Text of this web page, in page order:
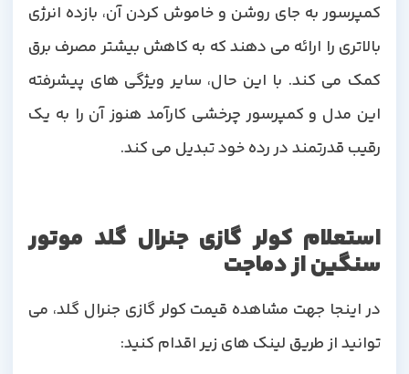
کمپرسور به جای روشن و خاموش کردن آن، بازده انرژی
بالاتری را ارائه می دهند که به کاهش بیشتر مصرف برق
کمک می کند. با این حال، سایر ویژگی های پیشرفته
این مدل و کمپرسور چرخشی کارآمد هنوز آن را به یک
رقیب قدرتمند در رده خود تبدیل می کند.
استعلام کولر گازی جنرال گلد موتور
سنگین از دماجت
در اینجا جهت مشاهده قیمت کولر گازی جنرال گلد، می
توانید از طریق لینک های زیر اقدام کنید: